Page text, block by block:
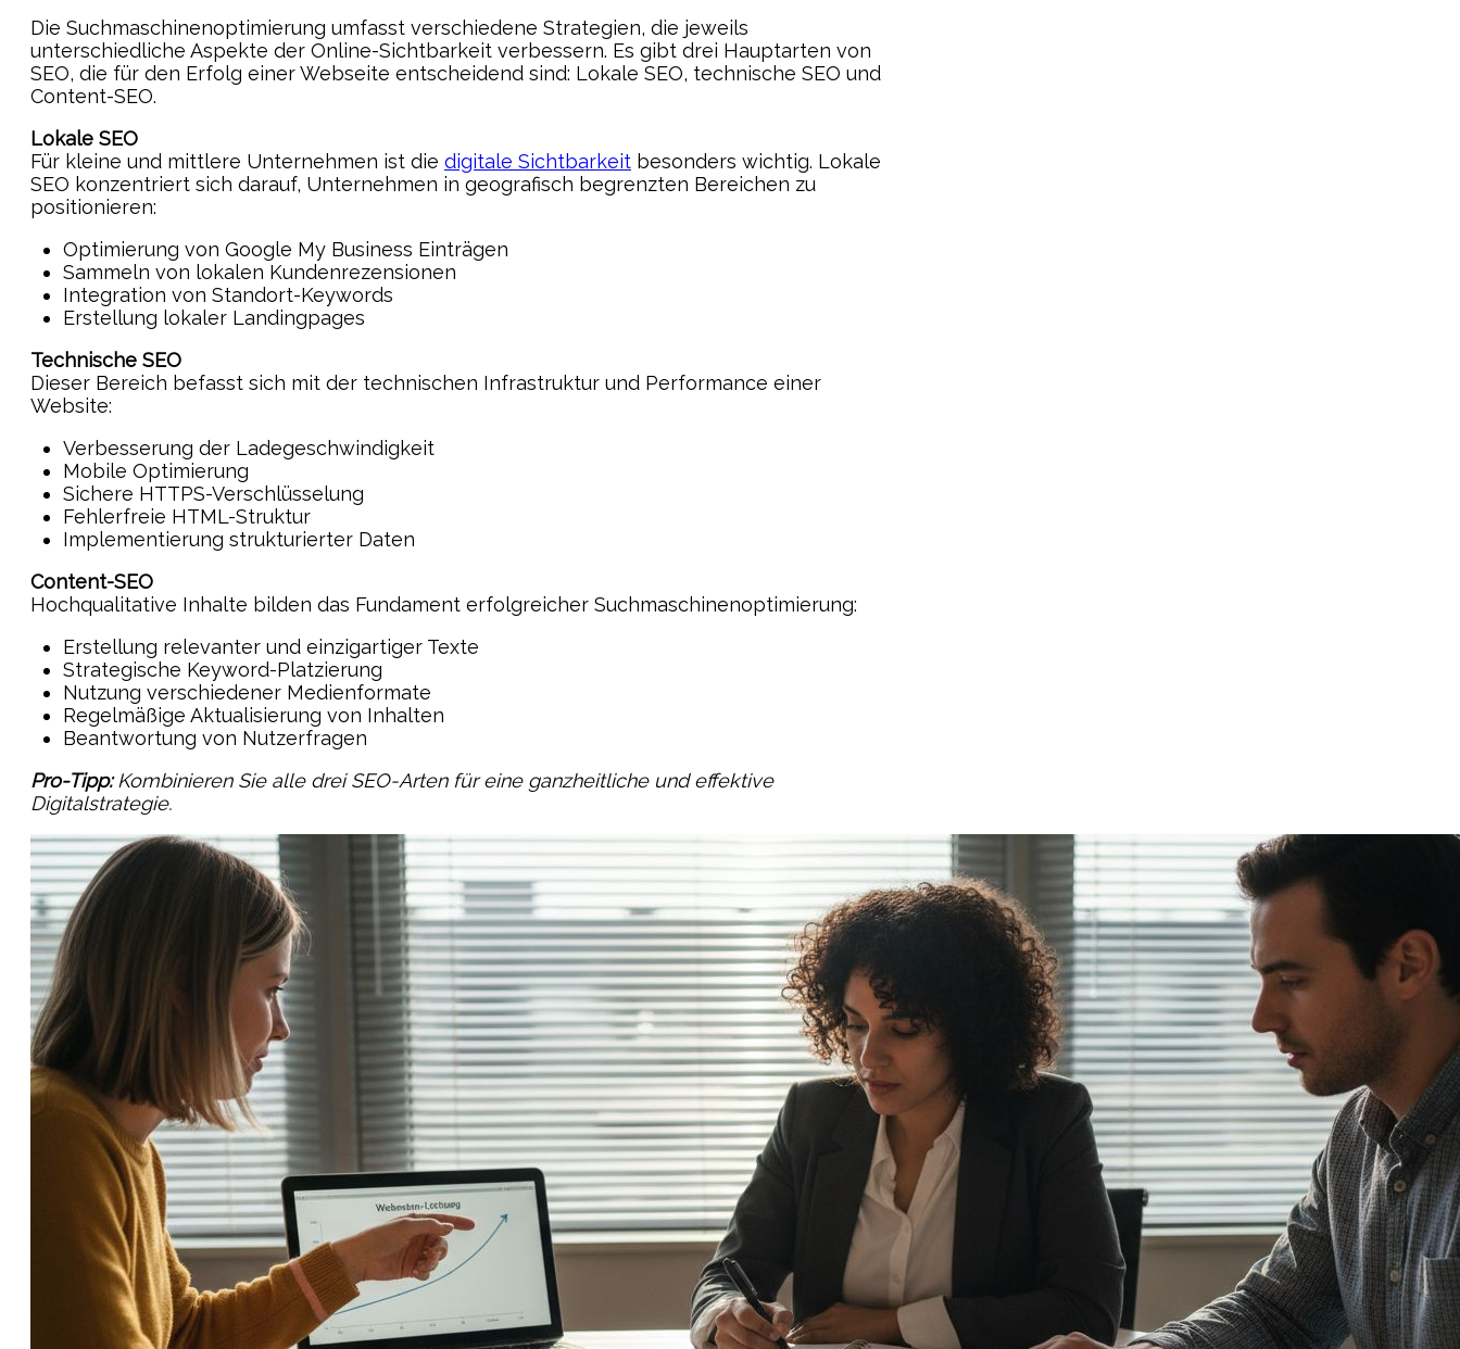
Die Suchmaschinenoptimierung umfasst verschiedene Strategien, die jeweils
unterschiedliche Aspekte der Online-Sichtbarkeit verbessern. Es gibt drei Hauptarten von
SEO, die für den Erfolg einer Webseite entscheidend sind: Lokale SEO, technische SEO und
Content-SEO.
Lokale SEO
Für kleine und mittlere Unternehmen ist die digitale Sichtbarkeit besonders wichtig. Lokale
SEO konzentriert sich darauf, Unternehmen in geografisch begrenzten Bereichen zu
positionieren:
Optimierung von Google My Business Einträgen
Sammeln von lokalen Kundenrezensionen
Integration von Standort-Keywords
Erstellung lokaler Landingpages
Technische SEO
Dieser Bereich befasst sich mit der technischen Infrastruktur und Performance einer
Website:
Verbesserung der Ladegeschwindigkeit
Mobile Optimierung
Sichere HTTPS-Verschlüsselung
Fehlerfreie HTML-Struktur
Implementierung strukturierter Daten
Content-SEO
Hochqualitative Inhalte bilden das Fundament erfolgreicher Suchmaschinenoptimierung:
Erstellung relevanter und einzigartiger Texte
Strategische Keyword-Platzierung
Nutzung verschiedener Medienformate
Regelmäßige Aktualisierung von Inhalten
Beantwortung von Nutzerfragen
Pro-Tipp: Kombinieren Sie alle drei SEO-Arten für eine ganzheitliche und effektive
Digitalstrategie.